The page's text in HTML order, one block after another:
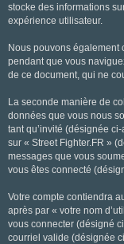
stocke des informations
expérience utilisateur.
Nous pouvons également
pendant que vous
de ce document, qui ne
La seconde manière de
données que vous nous
tant qu’invité (désignée
sur « Street Fighter.FR »
messages que vous
vous êtes connecté
Votre compte contiendra
après par « votre nom
vous connecter (désigné
courriel valide (désignée